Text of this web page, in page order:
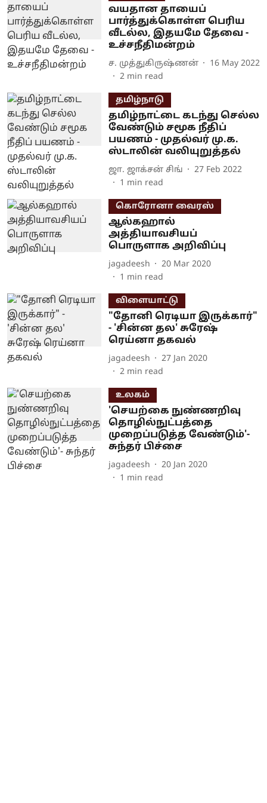
வயதான தாயைப்
பார்த்துக்கொள்ள பெரிய
வீடல்ல, இதயமே தேவை -
உச்சநீதிமன்றம்
ச. முத்துகிருஷ்ணன்
16 May 2022
2 min read
தமிழ்நாடு
தமிழ்நாட்டை கடந்து செல்ல
வேண்டும் சமூக நீதிப்
பயணம் - முதல்வர் மு.க.
ஸ்டாலின் வலியுறுத்தல்
ஜா. ஜாக்சன் சிங்
27 Feb 2022
1 min read
கொரோனா வைரஸ்
ஆல்கஹால்
அத்தியாவசியப்
பொருளாக அறிவிப்பு
jagadeesh
20 Mar 2020
1 min read
விளையாட்டு
"தோனி ரெடியா இருக்கார்"
- 'சின்ன தல' சுரேஷ்
ரெய்னா தகவல்
jagadeesh
27 Jan 2020
2 min read
உலகம்
'செயற்கை நுண்ணறிவு
தொழில்நுட்பத்தை
முறைப்படுத்த வேண்டும்'-
சுந்தர் பிச்சை
jagadeesh
20 Jan 2020
1 min read